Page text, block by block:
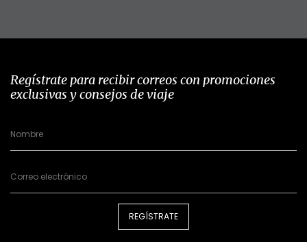
Regístrate para recibir correos con promociones
exclusivas y consejos de viaje
REGÍSTRATE